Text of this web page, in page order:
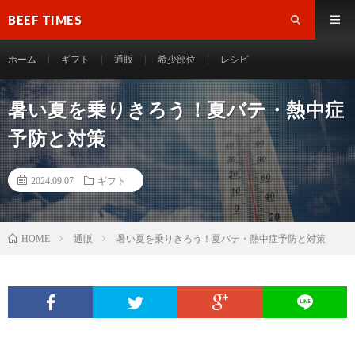
BEEF TIMES
ホーム ギフト 通販 希少部位 レシピ
暑い夏を乗りきろう！夏バテ・熱中症
予防と対策
2024.09.07 ギフト
HOME 通販 暑い夏を乗りきろう！夏バテ・熱中症予防と対策